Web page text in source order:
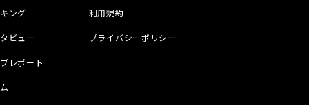
ング
ビュー
レポート
利用規約
プライバシーポリシー